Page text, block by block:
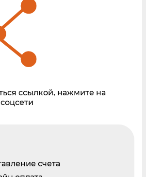
ссылкой, нажмите на
счета